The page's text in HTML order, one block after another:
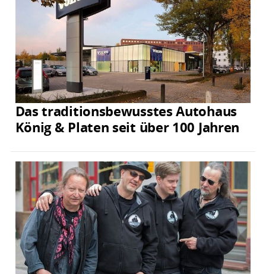
Das traditionsbewusstes Autohaus
König & Platen seit über 100 Jahren